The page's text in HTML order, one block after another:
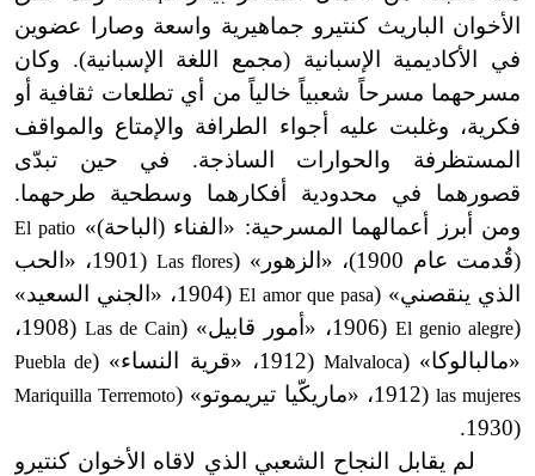
الأخوان الباريث كنتيرو جماهيرية واسعة وصارا عضوين
في الأكاديمية الإسبانية (مجمع اللغة الإسبانية). وكان
مسرحهما مسرحاً شعبياً خالياً من أي تطلعات ثقافية أو
فكرية، وغلبت عليه أجواء الطرافة والإمتاع والمواقف
المستظرفة والحوارات الساذجة. في حين تبدّى
قصورهما في محدودية أفكارهما وسطحية طرحهما.
ومن أبرز أعمالهما المسرحية: «الفناء (الباحة)» El patio
(قُدمت عام 1900)، «الزهور» (
Las flores
(1901، «الحب
الذي ينقصني»(
El amor que pasa(1904، «الجني السعيد»
(
El genio alegre
(1906، «أمور قابيل» (
Las de Cain
(1908،
«مالبالوكا»(
Malvaloca (1912، «قرية النساء» (
Puebla de
las mujeres (1912، «ماريكّيا تيريموتو» (
Mariquilla Terremoto
(1930.
لم يقابل النجاح الشعبي الذي لاقاه الأخوان كنتيرو